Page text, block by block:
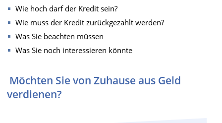
Wie hoch darf der Kredit sein?
Wie muss der Kredit zurückgezahlt werden?
Was Sie beachten müssen
Was Sie noch interessieren könnte
Möchten Sie von Zuhause aus Geld
verdienen?